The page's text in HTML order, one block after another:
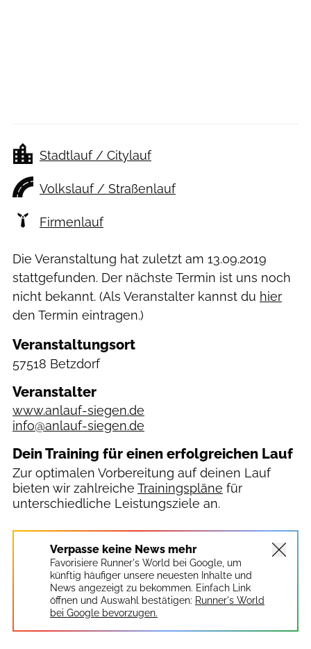
Stadtlauf / Citylauf
Volkslauf / Straßenlauf
Firmenlauf
Die Veranstaltung hat zuletzt am 13.09.2019
stattgefunden. Der nächste Termin ist uns noch
nicht bekannt. (Als Veranstalter kannst du hier
den Termin eintragen.)
Veranstaltungsort
57518 Betzdorf
Veranstalter
www.anlauf-siegen.de
info@anlauf-siegen.de
Dein Training für einen erfolgreichen Lauf
Zur optimalen Vorbereitung auf deinen Lauf
bieten wir zahlreiche Trainingspläne für
unterschiedliche Leistungsziele an.
Verpasse keine News mehr
Favorisiere Runner's World bei Google, um
künftig häufiger unsere neuesten Inhalte und
News angezeigt zu bekommen. Einfach Link
öffnen und Auswahl bestätigen: Runner's World
bei Google bevorzugen.